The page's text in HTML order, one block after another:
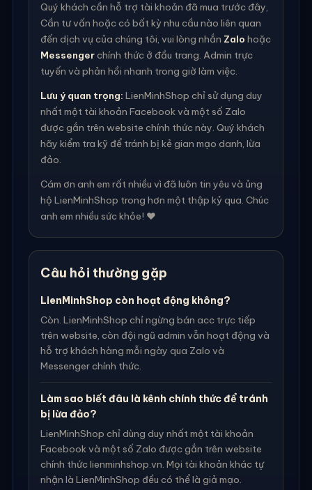
Quý khách cần hỗ trợ tài khoản đã mua trước đây,
Cần tư vấn hoặc có bất kỳ nhu cầu nào liên quan
đến dịch vụ của chúng tôi, vui lòng nhắn Zalo hoặc
Messengerchính thức ở đầu trang. Admin trực
tuyến và phản hồi nhanh trong giờ làm việc.
Lưu ý quan trọng: LienMinhShop chỉ sử dụng duy
nhất một tài khoản Facebook và một số Zalo
được gắn trên website chính thức này. Quý khách
hãy kiểm tra kỹ để tránh bị kẻ gian mạo danh, lừa
đảo.
Cám ơn anh em rất nhiều vì đã luôn tin yêu và ủng
hộ LienMinhShop trong hơn một thập kỷ qua. Chúc
anh em nhiều sức khỏe! ❤️
Câu hỏi thường gặp
LienMinhShop còn hoạt động không?
Còn. LienMinhShop chỉ ngừng bán acc trực tiếp
trên website, còn đội ngũ admin vẫn hoạt động và
hỗ trợ khách hàng mỗi ngày qua Zalo và
Messenger chính thức.
Làm sao biết đâu là kênh chính thức để tránh
bị lừa đảo?
LienMinhShop chỉ dùng duy nhất một tài khoản
Facebook và một số Zalo được gắn trên website
chính thức lienminhshop.vn. Mọi tài khoản khác tự
nhận là LienMinhShop đều có thể là giả mạo.